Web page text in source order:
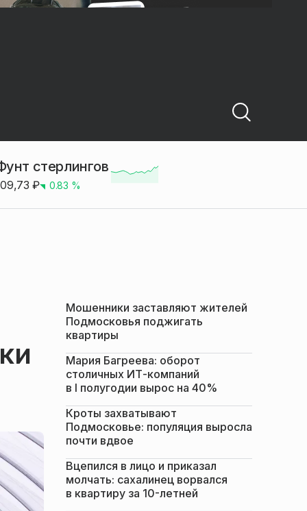
стерлингов
₽ 0.83 %
Мошенники заставляют жителей
Подмосковья поджигать
квартиры
Мария Багреева: оборот
столичных ИТ-компаний
в I полугодии вырос на 40%
Кроты захватывают
Подмосковье: популяция выросла
почти вдвое
Вцепился в лицо и приказал
молчать: сахалинец ворвался
в квартиру за 10-летней